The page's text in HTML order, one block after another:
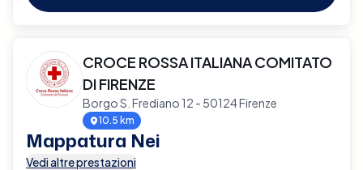
CROCE ROSSA ITALIANA COMITATO
DI FIRENZE
Borgo S. Frediano 12 - 50124 Firenze
10.5 km
Mappatura Nei
Vedi altre prestazioni